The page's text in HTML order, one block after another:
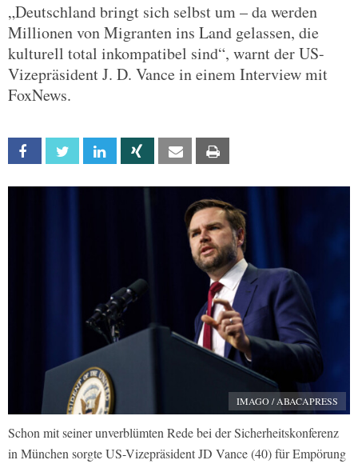
„Deutschland bringt sich selbst um – da werden
Millionen von Migranten ins Land gelassen, die
kulturell total inkompatibel sind“, warnt der US-
Vizepräsident J. D. Vance in einem Interview mit
FoxNews.
Facebook Twitter Linkedin Xing Email
IMAGO / ABACAPRESS
Schon mit seiner unverblümten Rede bei der Sicherheitskonferenz
in München sorgte US-Vizepräsident JD Vance (40) für Empörung